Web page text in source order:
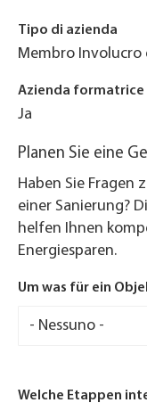
Tipo di azienda
Membro Involucro
Azienda formatrice
Ja
Planen Sie eine
Haben Sie Fragen
einer Sanierung?
helfen Ihnen
Energiesparen.
Um was für ein
Welche Etappen